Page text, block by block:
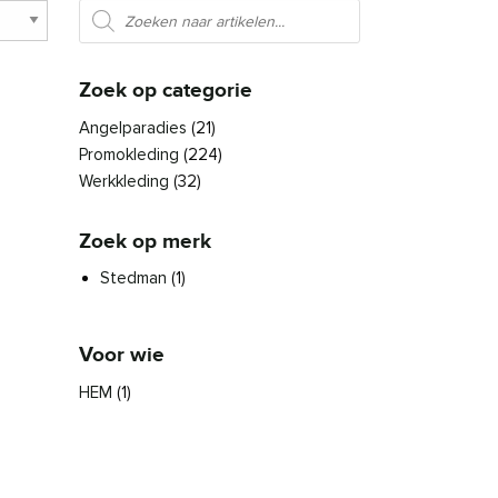
Producten zoeken
Zoek op categorie
Angelparadies (21)
Promokleding (224)
Werkkleding (32)
Zoek op merk
Stedman (1)
Voor wie
HEM (1)